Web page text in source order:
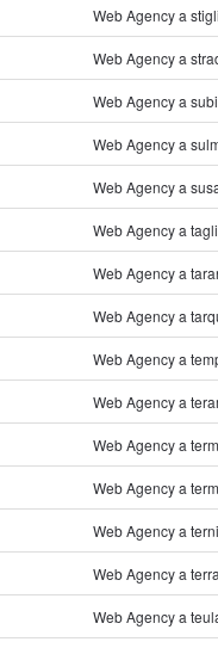
Web Agency a
Web Agency a
Web Agency a
Web Agency a
Web Agency a
Web Agency a
Web Agency a
Web Agency a
Web Agency a
Web Agency a
Web Agency a
Web Agency a
Web Agency a terni
Web Agency a
Web Agency a